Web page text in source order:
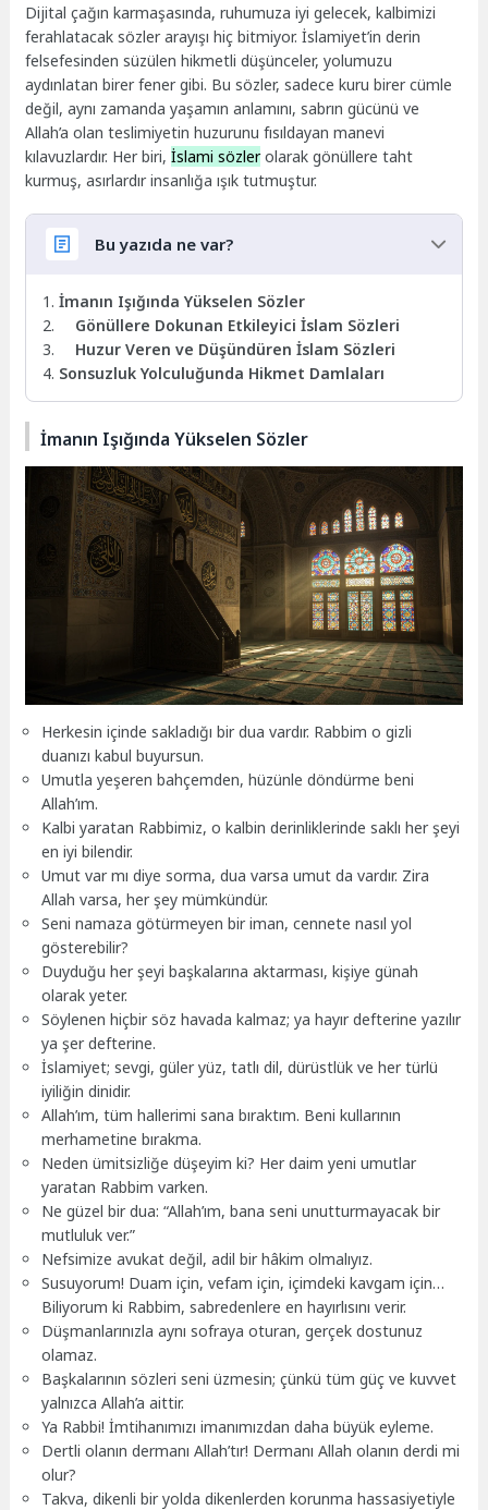
Dijital çağın karmaşasında, ruhumuza iyi gelecek, kalbimizi
ferahlatacak sözler arayışı hiç bitmiyor. İslamiyet’in derin
felsefesinden süzülen hikmetli düşünceler, yolumuzu
aydınlatan birer fener gibi. Bu sözler, sadece kuru birer cümle
değil, aynı zamanda yaşamın anlamını, sabrın gücünü ve
Allah’a olan teslimiyetin huzurunu fısıldayan manevi
kılavuzlardır. Her biri,İslami sözlerolarak gönüllere taht
kurmuş, asırlardır insanlığa ışık tutmuştur.
Bu yazıda ne var?
İmanın Işığında Yükselen Sözler
Gönüllere Dokunan Etkileyici İslam Sözleri
Huzur Veren ve Düşündüren İslam Sözleri
Sonsuzluk Yolculuğunda Hikmet Damlaları
İmanın Işığında Yükselen Sözler
Herkesin içinde sakladığı bir dua vardır. Rabbim o gizli
duanızı kabul buyursun.
Umutla yeşeren bahçemden, hüzünle döndürme beni
Allah’ım.
Kalbi yaratan Rabbimiz, o kalbin derinliklerinde saklı her şeyi
en iyi bilendir.
Umut var mı diye sorma, dua varsa umut da vardır. Zira
Allah varsa, her şey mümkündür.
Seni namaza götürmeyen bir iman, cennete nasıl yol
gösterebilir?
Duyduğu her şeyi başkalarına aktarması, kişiye günah
olarak yeter.
Söylenen hiçbir söz havada kalmaz; ya hayır defterine yazılır
ya şer defterine.
İslamiyet; sevgi, güler yüz, tatlı dil, dürüstlük ve her türlü
iyiliğin dinidir.
Allah’ım, tüm hallerimi sana bıraktım. Beni kullarının
merhametine bırakma.
Neden ümitsizliğe düşeyim ki? Her daim yeni umutlar
yaratan Rabbim varken.
Ne güzel bir dua: “Allah’ım, bana seni unutturmayacak bir
mutluluk ver.”
Nefsimize avukat değil, adil bir hâkim olmalıyız.
Susuyorum! Duam için, vefam için, içimdeki kavgam için…
Biliyorum ki Rabbim, sabredenlere en hayırlısını verir.
Düşmanlarınızla aynı sofraya oturan, gerçek dostunuz
olamaz.
Başkalarının sözleri seni üzmesin; çünkü tüm güç ve kuvvet
yalnızca Allah’a aittir.
Ya Rabbi! İmtihanımızı imanımızdan daha büyük eyleme.
Dertli olanın dermanı Allah’tır! Dermanı Allah olanın derdi mi
olur?
Takva, dikenli bir yolda dikenlerden korunma hassasiyetiyle